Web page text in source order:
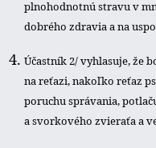
plnohodnotnú stravu v
dobrého zdravia a na
Účastník 2/ vyhlasuje, že
na reťazi, nakoľko reťaz
poruchu správania,
a svorkového zvieraťa a